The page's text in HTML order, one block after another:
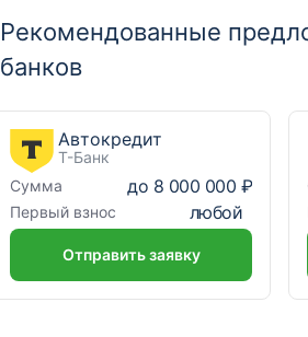
Рекомендованные
банков
Автокредит
Т-Банк
Сумма
до 8 000 000 ₽
Первый взнос любой
Отправить заявку